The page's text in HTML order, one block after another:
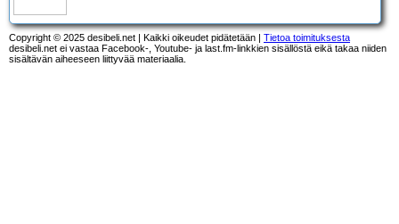
Copyright © 2025 desibeli.net | Kaikki oikeudet pidätetään | Tietoa toimituksesta
desibeli.net ei vastaa Facebook-, Youtube- ja last.fm-linkkien sisällöstä eikä takaa niiden
sisältävän aiheeseen liittyvää materiaalia.